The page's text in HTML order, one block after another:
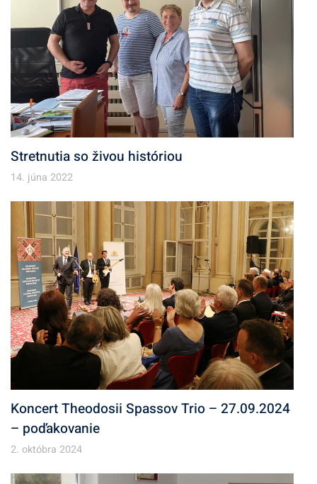
Stretnutia so živou históriou
14. júna 2022
Koncert Theodosii Spassov Trio – 27.09.2024
– poďakovanie
2. októbra 2024